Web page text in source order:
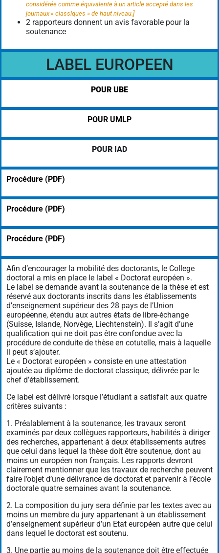
considérée comme équivalente à un article accepté dans les
journaux « classiques » de haut niveau.]
2 rapporteurs donnent un avis favorable pour la
soutenance
LABEL EUROPEEN
POUR UBE
POUR UMLP
POUR IAD
Procédure (PDF)
Procédure (PDF)
Procédure (PDF)
Afin d’encourager la mobilité des doctorants, le College
doctoral a mis en place le label « Doctorat européen ».
Le label se demande avant la soutenance de la thèse et est
réservé aux doctorants inscrits dans les établissements
d’enseignement supérieur des 28 pays de l’Union
européenne, étendu aux autres états de libre-échange
(Suisse, Islande, Norvège, Liechtenstein). Il s’agit d’une
qualification qui ne doit pas être confondue avec la
procédure de conduite de thèse en cotutelle, mais à laquelle
il peut s’ajouter.
Le « Doctorat européen » consiste en une attestation
ajoutée au diplôme de doctorat classique, délivrée par le
chef d’établissement.
Ce label est délivré lorsque l’étudiant a satisfait aux quatre
critères suivants :
1. Préalablement à la soutenance, les travaux seront
examinés par deux collègues rapporteurs, habilités à diriger
des recherches, appartenant à deux établissements autres
que celui dans lequel la thèse doit être soutenue, dont au
moins un européen non français. Les rapports devront
clairement mentionner que les travaux de recherche peuvent
faire l’objet d’une délivrance de doctorat et parvenir à l’école
doctorale quatre semaines avant la soutenance.
2. La composition du jury sera définie par les textes avec au
moins un membre du jury appartenant à un établissement
d’enseignement supérieur d’un Etat européen autre que celui
dans lequel le doctorat est soutenu.
3. Une partie au moins de la soutenance doit être effectuée